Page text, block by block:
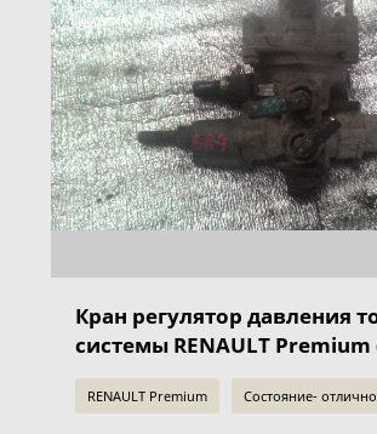
Кран регулятор давления
системы RENAULT Premium
RENAULT Premium Состояние-